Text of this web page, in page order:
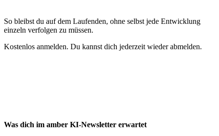
So bleibst du auf dem Laufenden, ohne selbst jede Entwicklung
einzeln verfolgen zu müssen.
Kostenlos anmelden. Du kannst dich jederzeit wieder abmelden.
Was dich im amber KI-Newsletter erwartet